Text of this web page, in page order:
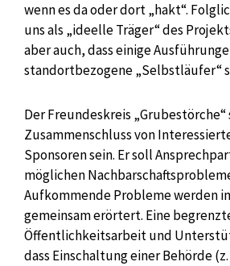
wenn es da oder dort „hakt“.
uns als „ideelle Träger“ des
aber auch, dass einige
standortbezogene „Selbstläufer“
Der Freundeskreis
Zusammenschluss von
Sponsoren sein. Er soll
möglichen
Aufkommende Probleme werden
gemeinsam erörtert. Eine
Öffentlichkeitsarbeit und
dass Einschaltung einer Behörde